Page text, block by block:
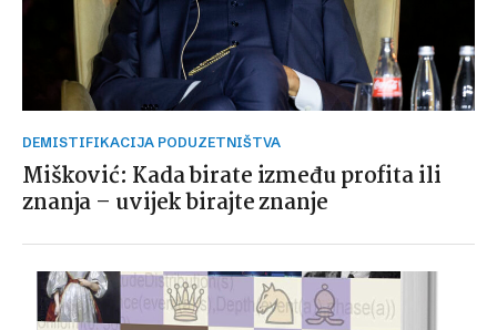
DEMISTIFIKACIJA PODUZETNIŠTVA
Mišković: Kada birate između profita ili
znanja – uvijek birajte znanje